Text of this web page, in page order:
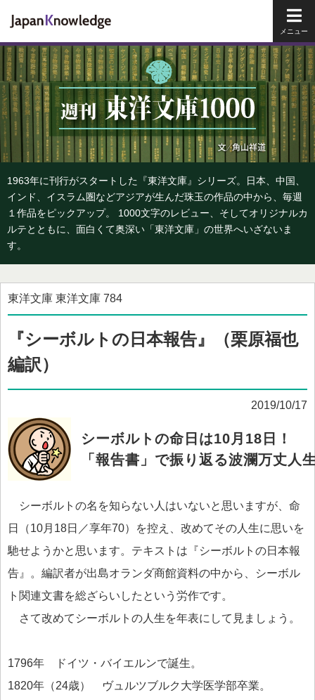
1963年に刊行がスタートした『東洋文庫』シリーズ。日本、中国、
インド、イスラム圏などアジアが生んだ珠玉の作品の中から、毎週
１作品をピックアップ。 1000文字のレビュー、そしてオリジナルカ
ルテとともに、面白くて奥深い「東洋文庫」の世界へいざないま
す。
東洋文庫 東洋文庫 784
『シーボルトの日本報告』（栗原福也
編訳）
2019/10/17
シーボルトの命日は10月18日！
「報告書」で振り返る波瀾万丈人
シーボルトの名を知らない人はいないと思いますが、命
日（10月18日／享年70）を控え、改めてその人生に思いを
馳せようかと思います。テキストは『シーボルトの日本報
告』。編訳者が出島オランダ商館資料の中から、シーボル
ト関連文書を総ざらいしたという労作です。
さて改めてシーボルトの人生を年表にして見ましょう。
1796年 ドイツ・バイエルンで誕生。
1820年（24歳） ヴュルツブルク大学医学部卒業。